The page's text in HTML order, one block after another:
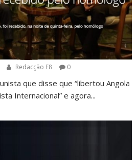
Redacção F8 0
que disse que “libertou Angola
Internacional” e agora...